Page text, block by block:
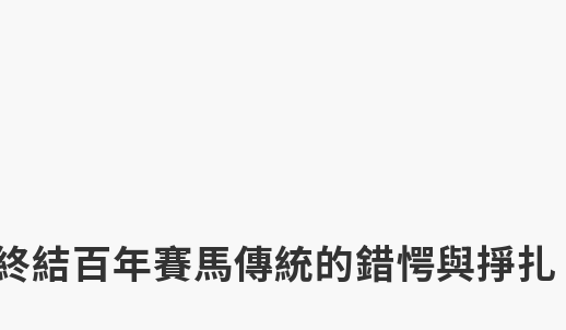
結百年賽馬傳統的錯愕與掙扎